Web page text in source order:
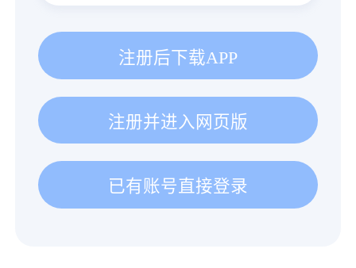
注册后下载APP
注册并进入网页版
已有账号直接登录